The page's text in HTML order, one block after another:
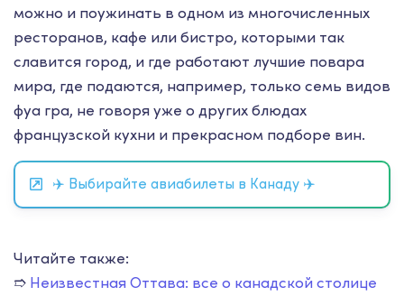
можно и поужинать в одном из многочисленных
ресторанов, кафе или бистро, которыми так
славится город, и где работают лучшие повара
мира, где подаются, например, только семь видов
фуа гра, не говоря уже о других блюдах
французской кухни и прекрасном подборе вин.
✈️ Выбирайте авиабилеты в Канаду ✈️
Читайте также:
➱ Неизвестная Оттава: все о канадской столице